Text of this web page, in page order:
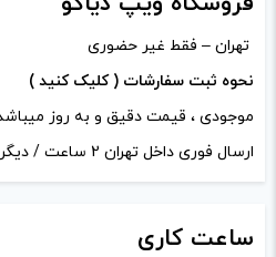
تهران – فقط غیر حضوری
نحوه ثبت سفارشات ( کلیک کنید )
موجودی ، قیمت دقیق و به روز
ارسال فوری داخل تهران 2 ساعت / دیگر شهرها 2 تا 4 روز
ساعت کاری